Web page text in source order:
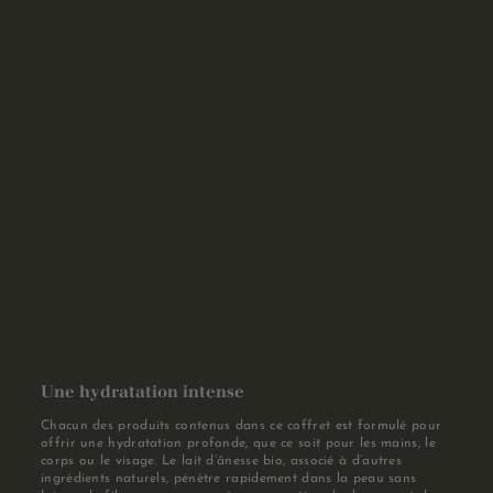
Une hydratation intense
Chacun des produits contenus dans ce coffret est formulé pour
offrir une hydratation profonde, que ce soit pour les mains, le
corps ou le visage. Le lait d’ânesse bio, associé à d’autres
ingrédients naturels, pénètre rapidement dans la peau sans